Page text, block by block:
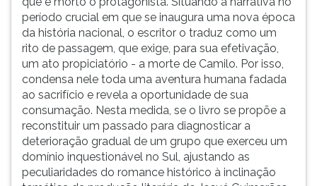
período crucial em que se inaugura uma nova época
da história nacional, o escritor o traduz como um
rito de passagem, que exige, para sua efetivação,
um ato propiciatório - a morte de Camilo. Por isso,
condensa nele toda uma aventura humana fadada
ao sacrifício e revela a oportunidade de sua
consumação. Nesta medida, se o livro se propõe a
reconstituir um passado para diagnosticar a
deterioração gradual de um grupo que exerceu um
domínio inquestionável no Sul, ajustando as
peculiaridades do romance histórico à inclinação